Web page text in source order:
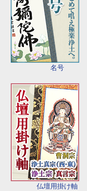
名号
仏壇用掛け軸